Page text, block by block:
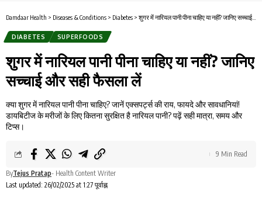
Damdaar Health > Diseases & Conditions > Diabetes > शुगर में नारियल पानी पीना चाहिए या नहीं? जानिए सच्चाई और सही फैसला लें
DIABETES SUPERFOODS
शुगर में नारियल पानी पीना चाहिए या नहीं? जानिए
सच्चाई और सही फैसला लें
क्या शुगर में नारियल पानी पीना चाहिए? जानें एक्सपर्ट्स की राय, फायदे और सावधानियां!
डायबिटीज के मरीजों के लिए कितना सुरक्षित है नारियल पानी? पढ़ें सही मात्रा, समय और
टिप्स।
Last updated: 26/02/2025 at 1:27 पूर्वाह्न
ByTejus Pratap- Health Content Writer
9 Min Read